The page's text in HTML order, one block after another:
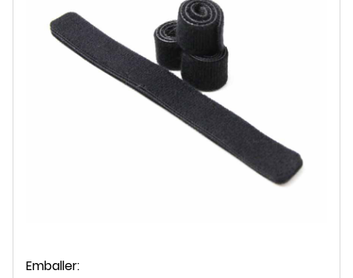
Emballer: